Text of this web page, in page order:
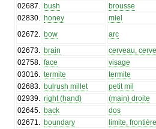
02687
bush
brousse
02830
honey
miel
02672
bow
arc
02673
brain
cerveau,
02758
face
visage
03016
termite
termite
02683
bulrush millet
petit mil
02939
right (hand)
(main) droite
02645
back
dos
02671
boundary
limite,